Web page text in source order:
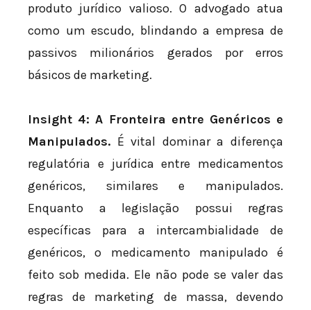
produto jurídico valioso. O advogado atua
como um escudo, blindando a empresa de
passivos milionários gerados por erros
básicos de marketing.
Insight 4: A Fronteira entre Genéricos e
Manipulados. É vital dominar a diferença
regulatória e jurídica entre medicamentos
genéricos, similares e manipulados.
Enquanto a legislação possui regras
específicas para a intercambialidade de
genéricos, o medicamento manipulado é
feito sob medida. Ele não pode se valer das
regras de marketing de massa, devendo